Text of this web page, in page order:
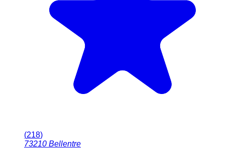
(218)
73210 Bellentre